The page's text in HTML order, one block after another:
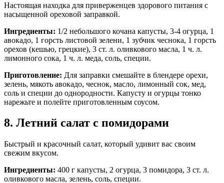
Настоящая находка для приверженцев здорового питания с
насыщенной ореховой заправкой.
Ингредиенты: 1/2 небольшого кочана капусты, 3-4 огурца, 1
авокадо, 1 горсть листовой зелени, 1 зубчик чеснока, 1 горсть
орехов (кешью, грецкие), 3 ст. л. оливкового масла, 1 ч. л.
лимонного сока, 1 ч. л. меда, соль, специи.
Приготовление: Для заправки смешайте в блендере орехи,
зелень, мякоть авокадо, чеснок, масло, лимонный сок, мед,
соль и специи до однородности. Капусту и огурцы тонко
нарежьте и полейте приготовленным соусом.
8. Летний салат с помидорами
Быстрый и красочный салат, который удивит вас своим
свежим вкусом.
Ингредиенты: 400 г капусты, 2 огурца, 3 помидора, 3 ст. л.
оливкового масла, зелень, соль, специи.